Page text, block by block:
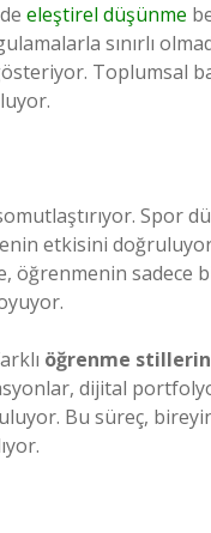
eleştirel düşünme
sınırlı
Toplumsal
Spor
etkisini
öğrenmenin sadece
öğrenme
dijital
Bu süreç,